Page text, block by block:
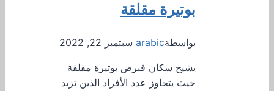
بوتيرة مقلقة
بواسطةarabic سبتمبر 22, 2022
يشيخ سكان قبرص بوتيرة مقلقة
حيث يتجاوز عدد الأفراد الذين تزيد